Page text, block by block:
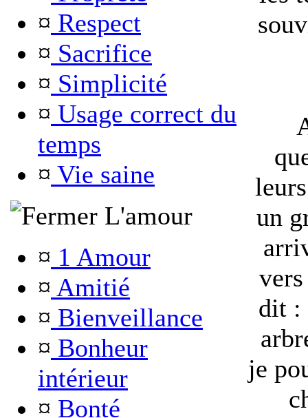
¤ Respect
¤ Sacrifice
¤ Simplicité
¤ Usage correct du
temps
¤ Vie saine
L'amour
¤ 1 Amour
¤ Amitié
¤ Bienveillance
¤ Bonheur
intérieur
¤ Bonté
un
dit :
je